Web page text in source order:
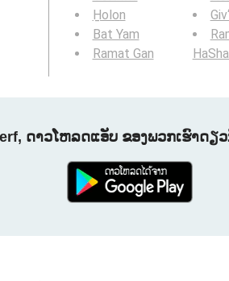
H̱olon
Bat Yam
Ramat Gan
ດາວໂຫລດແອັບ ຂອງພວກເຮົາດຽ